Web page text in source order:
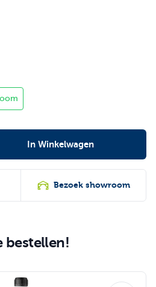
In Winkelwagen
Bezoek showroom
bestellen!
slaan